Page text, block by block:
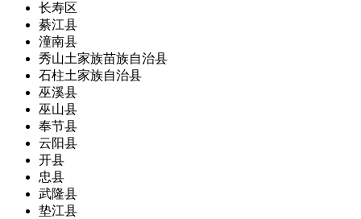
长寿区
綦江县
潼南县
秀山土家族苗族自治县
石柱土家族自治县
巫溪县
巫山县
奉节县
云阳县
开县
忠县
武隆县
垫江县